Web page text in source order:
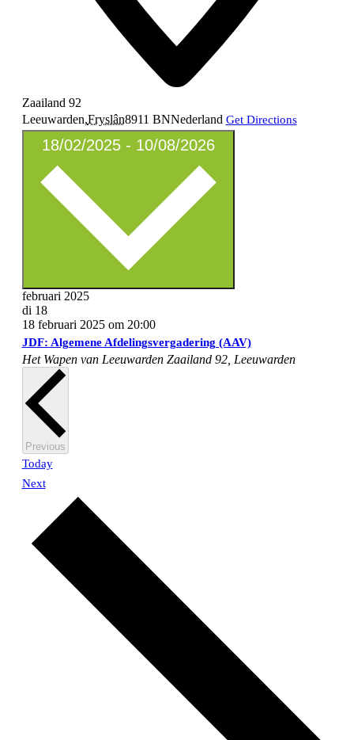
Zaailand 92
Leeuwarden,Fryslân8911 BNNederland Get Directions
18/02/2025 - 10/08/2026
Select
februari 2025
di 18
18 februari 2025 om 20:00
JDF: Algemene Afdelingsvergadering (AAV)
Het Wapen van Leeuwarden Zaailand 92, Leeuwarden
PreviousEvents
Today
NextEvents